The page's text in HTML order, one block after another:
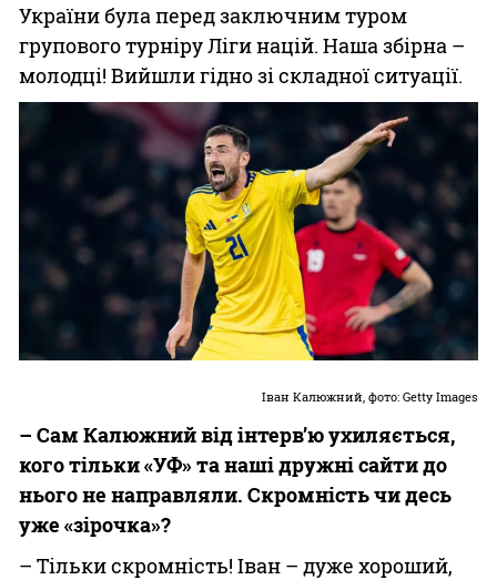
України була перед заключним туром
групового турніру Ліги націй. Наша збірна –
молодці! Вийшли гідно зі складної ситуації.
Іван Калюжний, фото: Getty Images
– Сам Калюжний від інтерв’ю ухиляється,
кого тільки «УФ» та наші дружні сайти до
нього не направляли. Скромність чи десь
уже «зірочка»?
– Тільки скромність! Іван – дуже хороший,